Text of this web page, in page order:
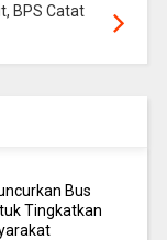
BPS Catat
Bus
Tingkatkan